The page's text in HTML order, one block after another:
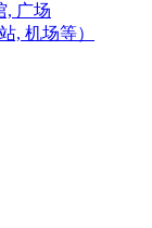
, 广场
, 机场等）